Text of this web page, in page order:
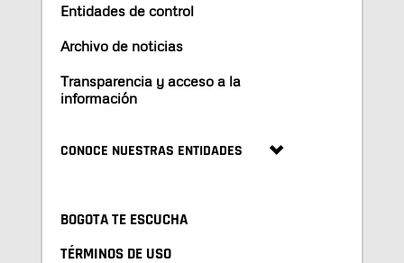
Entidades de control
Archivo de noticias
Transparencia y acceso a la
información
CONOCE NUESTRAS ENTIDADES
BOGOTA TE ESCUCHA
TÉRMINOS DE USO